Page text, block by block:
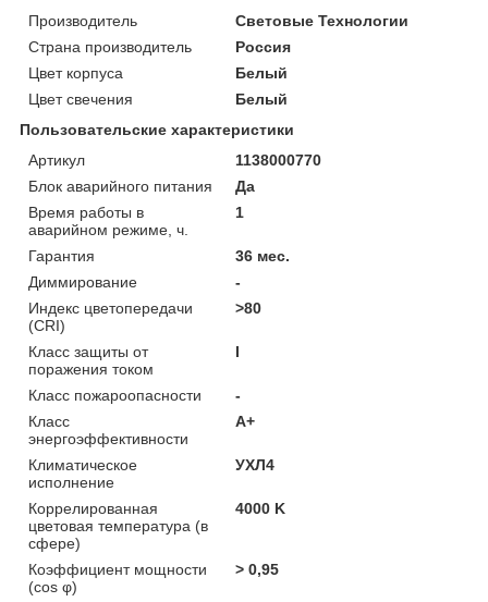
Производитель
Световые Технологии
Страна производитель
Россия
Цвет корпуса
Белый
Цвет свечения
Белый
Пользовательские характеристики
Артикул
1138000770
Блок аварийного питания
Да
Время работы в
аварийном режиме, ч.
1
Гарантия
36 мес.
Диммирование
-
Индекс цветопередачи
(CRI)
>80
Класс защиты от
поражения током
I
Класс пожароопасности
-
Класс
энергоэффективности
A+
Климатическое
исполнение
УХЛ4
Коррелированная
цветовая температура (в
сфере)
4000 K
Коэффициент мощности
(cos φ)
> 0,95